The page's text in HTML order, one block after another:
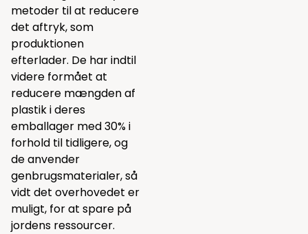
metoder til at reducere
det aftryk, som
produktionen
efterlader. De har indtil
videre formået at
reducere mængden af
plastik i deres
emballager med 30% i
forhold til tidligere, og
de anvender
genbrugsmaterialer, så
vidt det overhovedet er
muligt, for at spare på
jordens ressourcer.